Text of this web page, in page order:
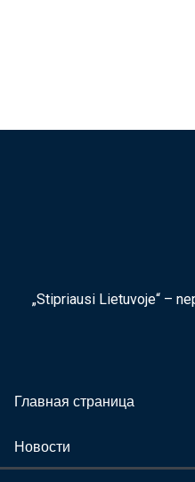
„Stipriausi Lietuvoje“ –
Главная страница
Новости